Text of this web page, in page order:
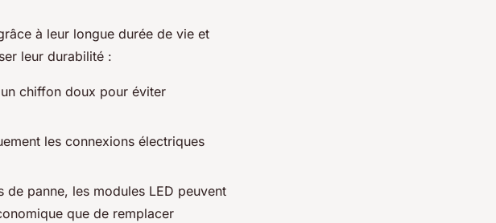
à leur longue durée de vie et
leur durabilité :
chiffon doux pour éviter
les connexions électriques
de panne, les modules LED peuvent
que de remplacer